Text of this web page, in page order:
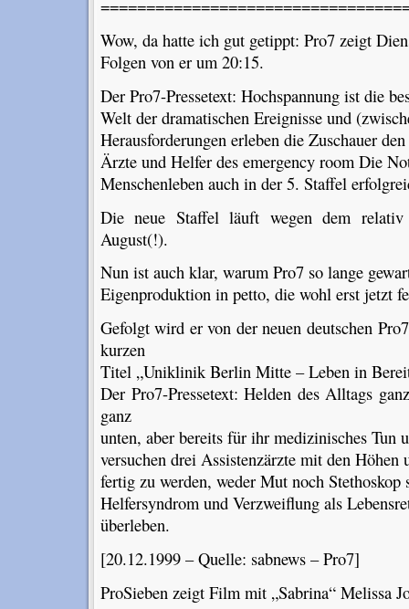
Wow, da hatte ich gut getippt: Pro7 zeigt
Folgen von er um 20:15.
Der Pro7-Pressetext: Hochspannung ist die
Welt der dramatischen Ereignisse und
Herausforderungen erleben die Zuschauer
Ärzte und Helfer des emergency room Die
Menschenleben auch in der 5. Staffel
Die neue Staffel läuft wegen dem
August(!).
Nun ist auch klar, warum Pro7 so lange
Eigenproduktion in petto, die wohl erst jetzt
Gefolgt wird er von der neuen deutschen
kurzen
Titel „Uniklinik Berlin Mitte – Leben in
Der Pro7-Pressetext: Helden des Alltags
ganz
unten, aber bereits für ihr medizinisches Tun
versuchen drei Assistenzärzte mit den
fertig zu werden, weder Mut noch Stethoskop
Helfersyndrom und Verzweiflung als
überleben.
[20.12.1999 – Quelle: sabnews – Pro7]
ProSieben zeigt Film mit „Sabrina“ Melissa